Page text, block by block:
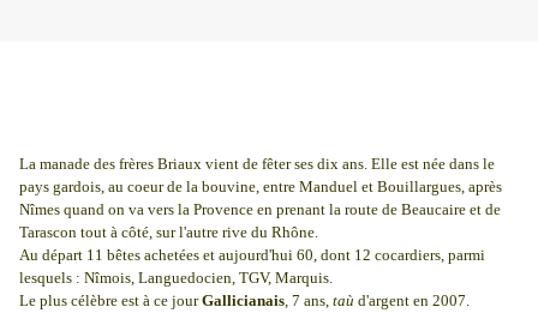
La manade des frères Briaux vient de fêter ses dix ans. Elle est née dans le
pays gardois, au coeur de la bouvine, entre Manduel et Bouillargues, après
Nîmes quand on va vers la Provence en prenant la route de Beaucaire et de
Tarascon tout à côté, sur l'autre rive du Rhône.
Au départ 11 bêtes achetées et aujourd'hui 60, dont 12 cocardiers, parmi
lesquels : Nîmois, Languedocien, TGV, Marquis.
Le plus célèbre est à ce jourGallicianais, 7 ans, taù d'argent en 2007.